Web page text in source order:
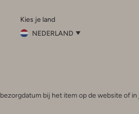
InstagramFacebook
Kies je land
NEDERLAND
België (Nederlands)
bij het item op de website of